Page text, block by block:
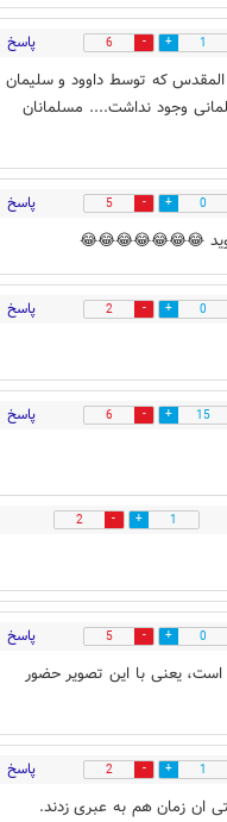
1
6 پاسخ
که توسط داوود و سلیمان
وجود نداشت.... مسلمانان
0
5 پاسخ
😂😂😂😂😂😂😂
0
2 پاسخ
15
6 پاسخ
1
2
0
5 پاسخ
یعنی با این تصویر حضور
1
2 پاسخ
ان زمان هم به عبری زدند.